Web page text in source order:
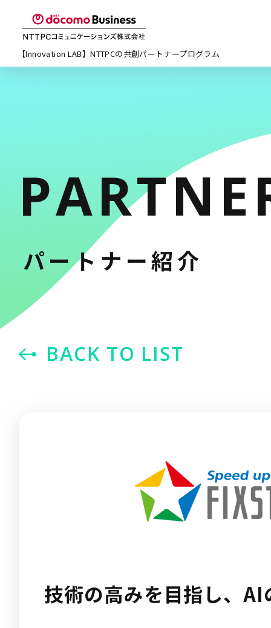
【Innovation LAB】NTTPCの共創パートナープログラム
パートナー紹介
BACK TO LIST
技術の高みを目指し、